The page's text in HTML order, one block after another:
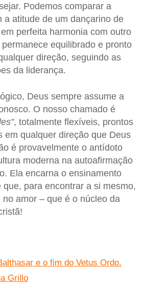
Podemos comparar a
a atitude de um dançarino de
perfeita harmonia com outro
equilibrado e pronto
direção, seguindo as
da liderança.
Deus sempre assume a
O nosso chamado é
, totalmente flexíveis, prontos
em qualquer direção que Deus
é provavelmente o antídoto
moderna na autoafirmação
Ela encarna o ensinamento
para encontrar a si mesmo,
amor – que é o núcleo da
e o fim do Vetus Ordo.
Grillo